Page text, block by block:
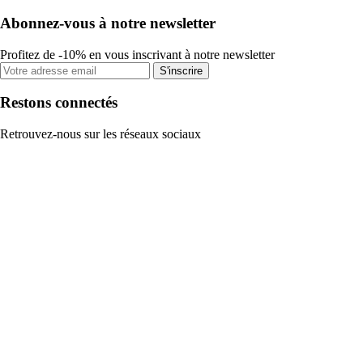
Abonnez-vous à notre newsletter
Profitez de -10% en vous inscrivant à notre newsletter
S'inscrire
Restons connectés
Retrouvez-nous sur les réseaux sociaux